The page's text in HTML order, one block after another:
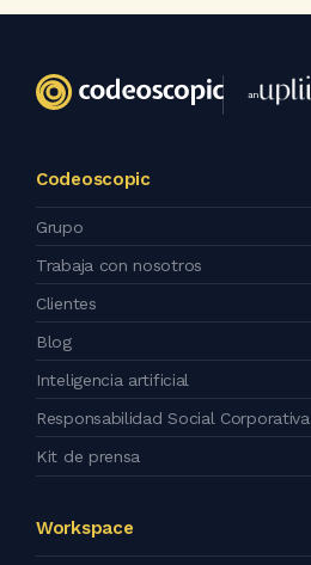
an
Codeoscopic
Grupo
Trabaja con nosotros
Clientes
Blog
Inteligencia artificial
Responsabilidad Social Corporativa
Kit de prensa
Workspace